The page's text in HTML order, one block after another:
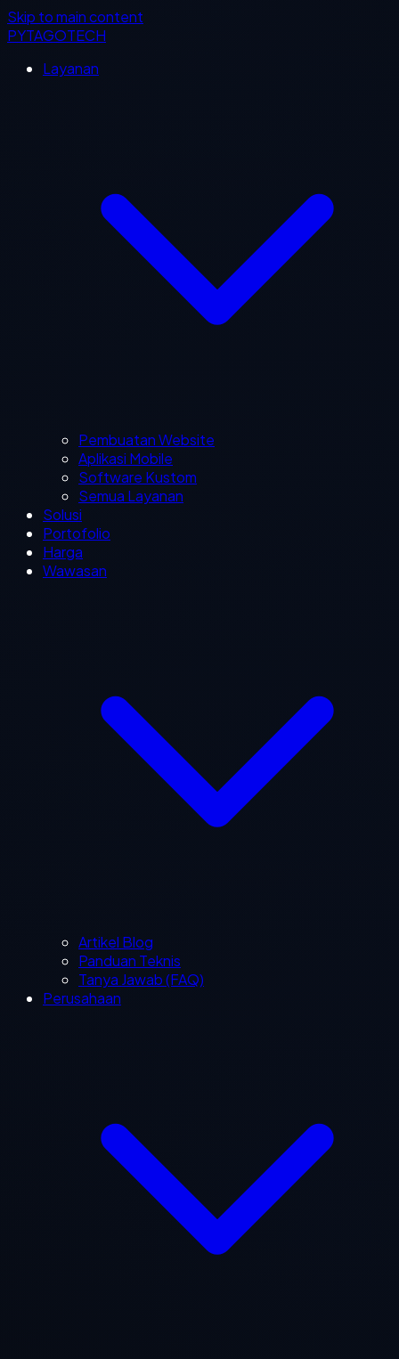
Skip to main content
PYTAGOTECH
Layanan
Pembuatan Website
Aplikasi Mobile
Software Kustom
Semua Layanan
Solusi
Portofolio
Harga
Wawasan
Artikel Blog
Panduan Teknis
Tanya Jawab (FAQ)
Perusahaan